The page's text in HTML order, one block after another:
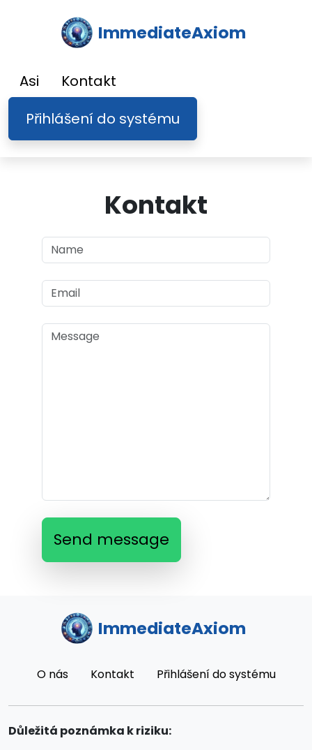
ImmediateAxiom
Asi
Kontakt
Přihlášení do systému
Kontakt
Send message
ImmediateAxiom
O nás Kontakt Přihlášení do systému
Důležitá poznámka k riziku: